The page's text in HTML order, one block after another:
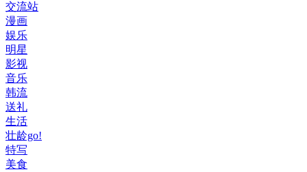
交流站
漫画
娱乐
明星
影视
音乐
韩流
送礼
生活
壮龄go!
特写
美食